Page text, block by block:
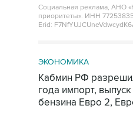
Социальная реклама, АНО
приоритеты». ИНН
Erid:
ЭКОНОМИКА
Кабмин РФ
года импорт,
бензина Евро 2,